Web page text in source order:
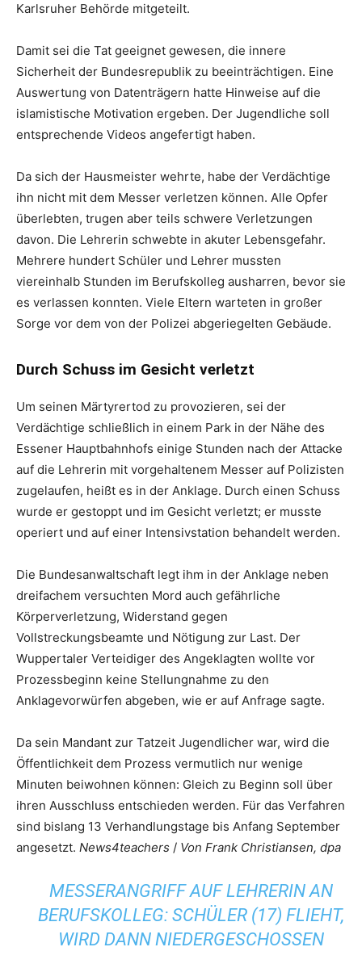
Karlsruher Behörde mitgeteilt.
Damit sei die Tat geeignet gewesen, die innere
Sicherheit der Bundesrepublik zu beeinträchtigen. Eine
Auswertung von Datenträgern hatte Hinweise auf die
islamistische Motivation ergeben. Der Jugendliche soll
entsprechende Videos angefertigt haben.
Da sich der Hausmeister wehrte, habe der Verdächtige
ihn nicht mit dem Messer verletzen können. Alle Opfer
überlebten, trugen aber teils schwere Verletzungen
davon. Die Lehrerin schwebte in akuter Lebensgefahr.
Mehrere hundert Schüler und Lehrer mussten
viereinhalb Stunden im Berufskolleg ausharren, bevor sie
es verlassen konnten. Viele Eltern warteten in großer
Sorge vor dem von der Polizei abgeriegelten Gebäude.
Durch Schuss im Gesicht verletzt
Um seinen Märtyrertod zu provozieren, sei der
Verdächtige schließlich in einem Park in der Nähe des
Essener Hauptbahnhofs einige Stunden nach der Attacke
auf die Lehrerin mit vorgehaltenem Messer auf Polizisten
zugelaufen, heißt es in der Anklage. Durch einen Schuss
wurde er gestoppt und im Gesicht verletzt; er musste
operiert und auf einer Intensivstation behandelt werden.
Die Bundesanwaltschaft legt ihm in der Anklage neben
dreifachem versuchten Mord auch gefährliche
Körperverletzung, Widerstand gegen
Vollstreckungsbeamte und Nötigung zur Last. Der
Wuppertaler Verteidiger des Angeklagten wollte vor
Prozessbeginn keine Stellungnahme zu den
Anklagevorwürfen abgeben, wie er auf Anfrage sagte.
Da sein Mandant zur Tatzeit Jugendlicher war, wird die
Öffentlichkeit dem Prozess vermutlich nur wenige
Minuten beiwohnen können: Gleich zu Beginn soll über
ihren Ausschluss entschieden werden. Für das Verfahren
sind bislang 13 Verhandlungstage bis Anfang September
angesetzt. News4teachers / Von Frank Christiansen, dpa
MESSERANGRIFF AUF LEHRERIN AN
BERUFSKOLLEG: SCHÜLER (17) FLIEHT,
WIRD DANN NIEDERGESCHOSSEN